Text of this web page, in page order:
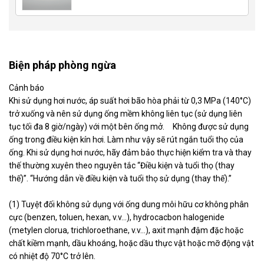
Biện pháp phòng ngừa
Cảnh báo
Khi sử dụng hơi nước, áp suất hơi bão hòa phải từ 0,3 MPa (140°C)
trở xuống và nên sử dụng ống mềm không liên tục (sử dụng liên
tục tối đa 8 giờ/ngày) với một bên ống mở. Không được sử dụng
ống trong điều kiện kín hơi. Làm như vậy sẽ rút ngắn tuổi thọ của
ống. Khi sử dụng hơi nước, hãy đảm bảo thực hiện kiểm tra và thay
thế thường xuyên theo nguyên tắc “Điều kiện và tuổi thọ (thay
thế)”. “Hướng dẫn về điều kiện và tuổi thọ sử dụng (thay thế).”
(1) Tuyệt đối không sử dụng với ống dung môi hữu cơ không phân
cực (benzen, toluen, hexan, v.v…), hydrocacbon halogenide
(metylen clorua, trichloroethane, v.v…), axit mạnh đậm đặc hoặc
chất kiềm mạnh, dầu khoáng, hoặc dầu thực vật hoặc mỡ động vật
có nhiệt độ 70°C trở lên.